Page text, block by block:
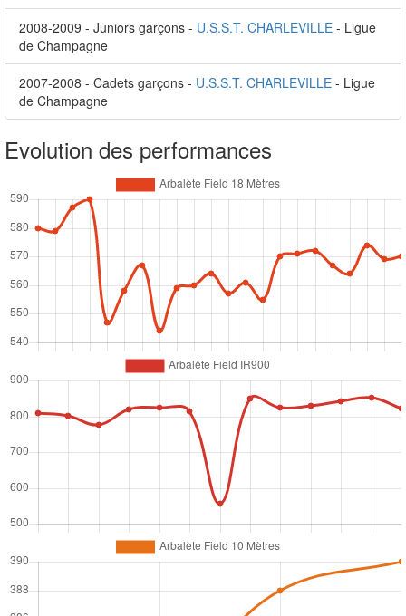
2008-2009 - Juniors garçons - U.S.S.T. CHARLEVILLE - Ligue
de Champagne
2007-2008 - Cadets garçons - U.S.S.T. CHARLEVILLE - Ligue
de Champagne
Evolution des performances